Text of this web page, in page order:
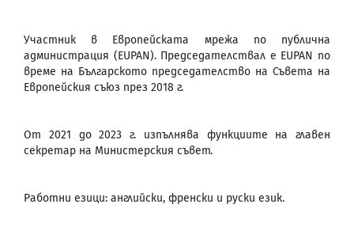
Участник в Европейската мрежа по публична
администрация (EUPAN). Председателствал е EUPAN по
време на Българското председателство на Съвета на
Европейския съюз през 2018 г.
От 2021 до 2023 г. изпълнява функциите на главен
секретар на Министерския съвет.
Работни езици: английски, френски и руски език.